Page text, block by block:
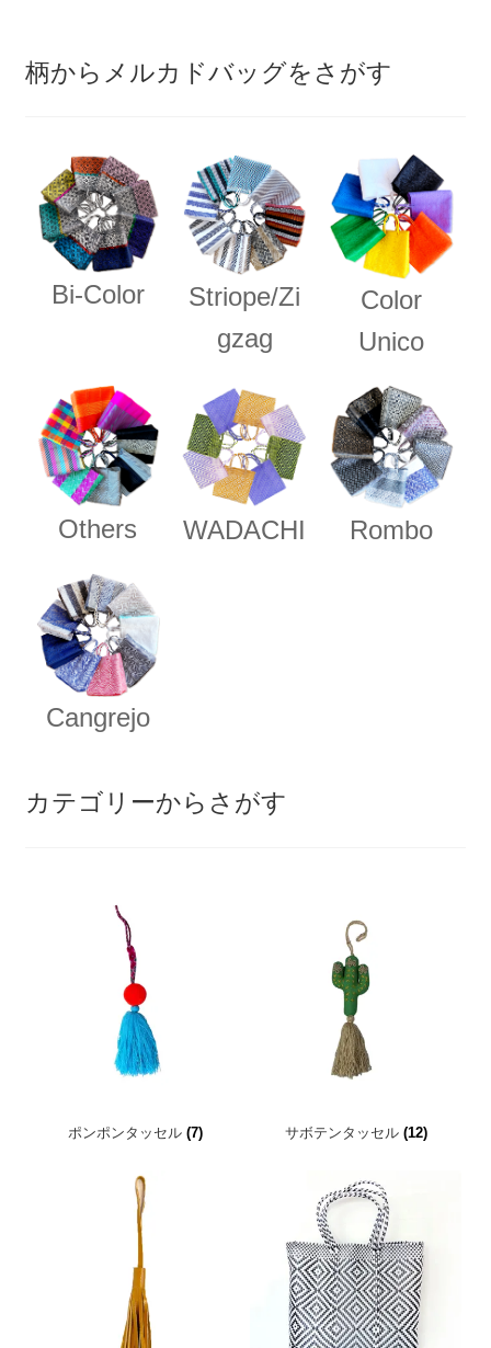
柄からメルカドバッグをさがす
Bi-Color
Striope/Zi
gzag
Color
Unico
Others WADACHI Rombo
Cangrejo
カテゴリーからさがす
ポンポンタッセル (7) サボテンタッセル (12)